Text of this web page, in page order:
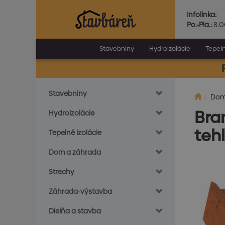
Infolinka:
Po.-Pia.:
Stavebniny Hydroizolácie
Stavebniny
Hydroizolácie
Tepelné izolácie
Dom a záhrada
Strechy
Záhrada-výstavba
Dielňa a stavba